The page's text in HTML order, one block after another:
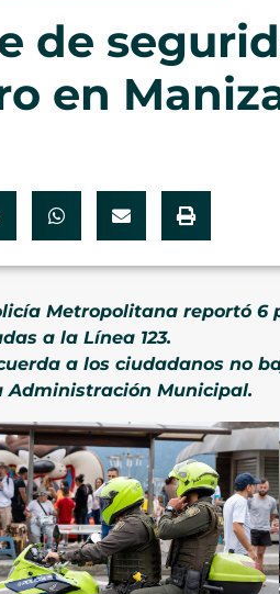
de
en
Metropolitana reportó 6
a la Línea 123.
a los ciudadanos no
Administración Municipal.